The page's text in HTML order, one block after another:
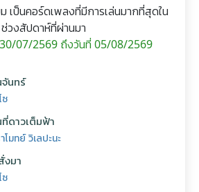
เป็นคอร์ดเพลงที่มีการเล่นมากที่สุดใน
ช่วงสัปดาห์ที่ผ่านมา
07/2569 ถึงวันที่ 05/08/2569
นทร์
ซ
ดาวเต็มฟ้า
โมทย์ วิเลปะนะ
งมา
ซ